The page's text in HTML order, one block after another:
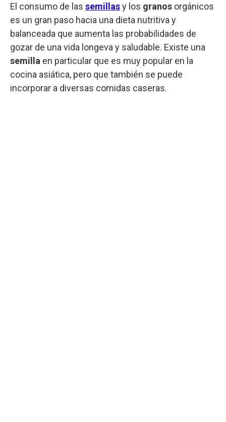
El consumo de las semillasy los granos orgánicos
es un gran paso hacia una dieta nutritiva y
balanceada que aumenta las probabilidades de
gozar de una vida longeva y saludable. Existe una
semilla en particular que es muy popular en la
cocina asiática, pero que también se puede
incorporar a diversas comidas caseras.